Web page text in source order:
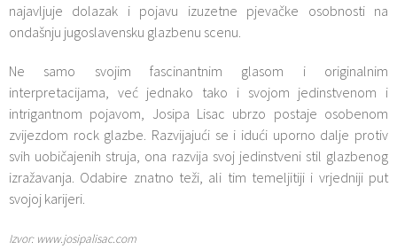
najavljuje dolazak i pojavu izuzetne pjevačke osobnosti na
ondašnju jugoslavensku glazbenu scenu.
Ne samo svojim fascinantnim glasom i originalnim
interpretacijama, već jednako tako i svojom jedinstvenom i
intrigantnom pojavom, Josipa Lisac ubrzo postaje osobenom
zvijezdom rock glazbe. Razvijajući se i idući uporno dalje protiv
svih uobičajenih struja, ona razvija svoj jedinstveni stil glazbenog
izražavanja. Odabire znatno teži, ali tim temeljitiji i vrjedniji put
svojoj karijeri.
Izvor: www.josipalisac.com